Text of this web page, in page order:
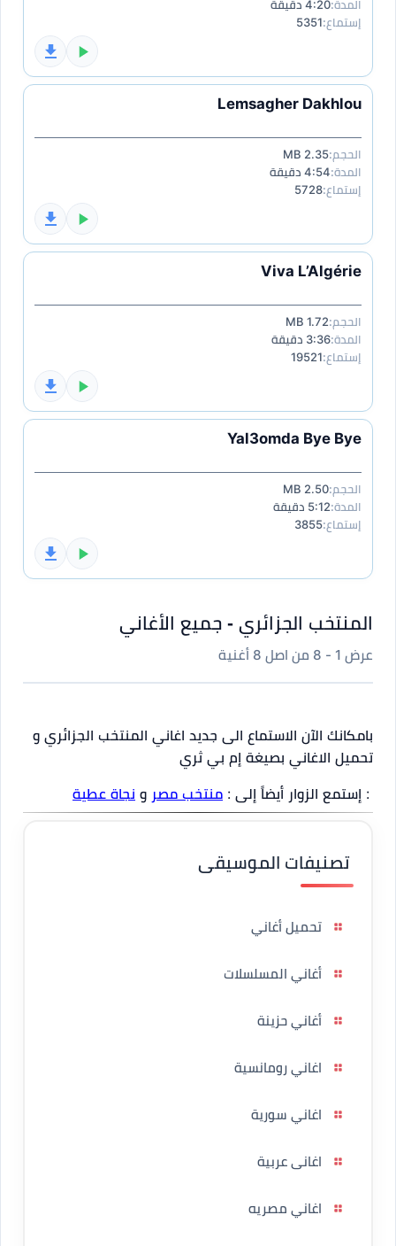
المدة:4:20 دقيقة
إستماع:5351
Lemsagher Dakhlou
الحجم:2.35 MB
المدة:4:54 دقيقة
إستماع:5728
Viva L’Algérie
الحجم:1.72 MB
المدة:3:36 دقيقة
إستماع:19521
Yal3omda Bye Bye
الحجم:2.50 MB
المدة:5:12 دقيقة
إستماع:3855
المنتخب الجزائري - جميع الأغاني
عرض 1 - 8 من اصل 8 أغنية
بامكانك الآن الاستماع الى جديد اغاني المنتخب الجزائري و
تحميل الاغاني بصيغة إم بي ثري
: إستمع الزوار أيضاً إلى : منتخب مصر و نجاة عطية
تصنيفات الموسيقى
تحميل أغاني
أغاني المسلسلات
أغاني حزينة
اغاني رومانسية
اغاني سورية
اغانى عربية
اغاني مصريه